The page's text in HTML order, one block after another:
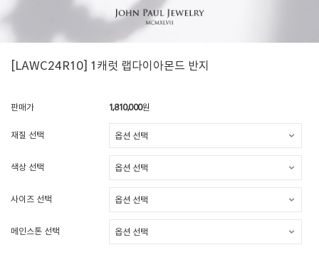
[LAWC24R10] 1캐럿 랩다이아몬드 반지
판매가 1,810,000원
재질 선택
색상 선택
사이즈 선택
메인스톤 선택